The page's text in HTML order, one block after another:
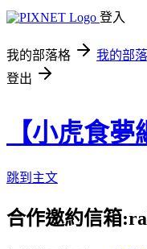
登入
我的部落格 我的部
登出
【小虎食
跳到主文
合作邀約信箱